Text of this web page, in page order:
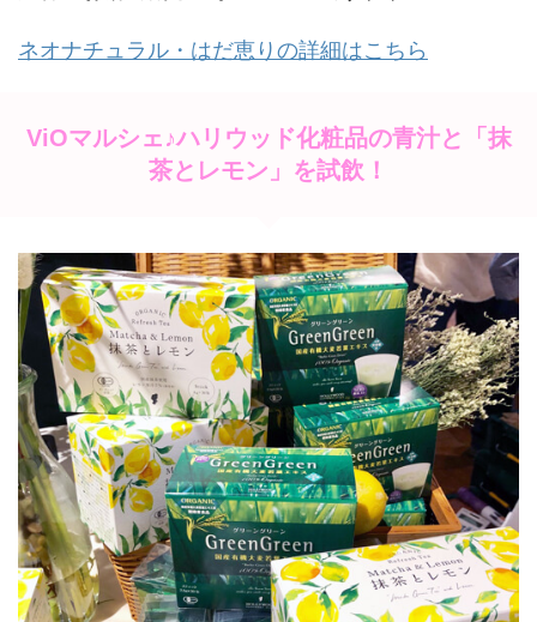
ネオナチュラル・はだ恵りの詳細はこちら
ViOマルシェ♪ハリウッド化粧品の青汁と「抹
茶とレモン」を試飲！